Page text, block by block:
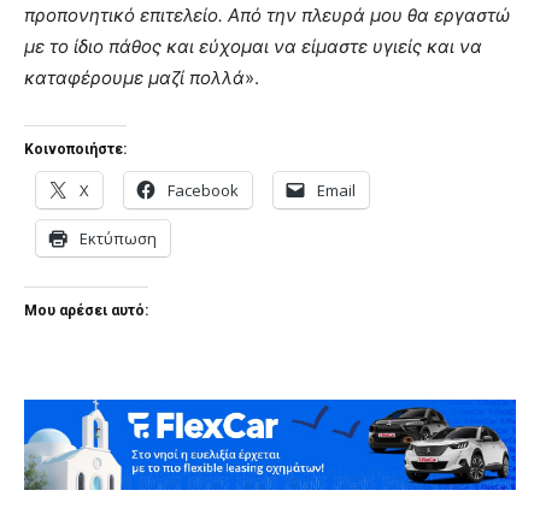
προπονητικό επιτελείο. Από την πλευρά μου θα εργαστώ
με το ίδιο πάθος και εύχομαι να είμαστε υγιείς και να
καταφέρουμε μαζί πολλά».
Κοινοποιήστε:
X Facebook Email
Εκτύπωση
Μου αρέσει αυτό: